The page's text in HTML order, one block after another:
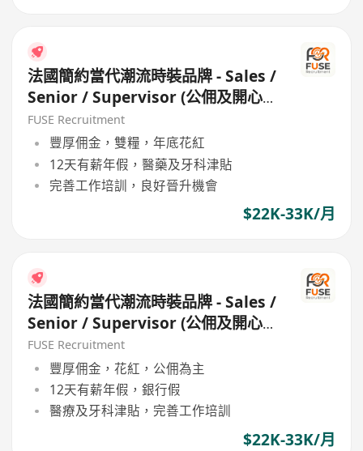
法國簡約當代潮流時裝品牌 - Sales /
Senior / Supervisor (公佣及開心
工作環境 / 良好公司文代)
FUSE Recruitment
豐厚佣金，雙糧，年底花紅
12天有薪年假，醫藥及牙科津貼
完善工作培訓，良好晉升機會
$22K-33K/月
法國簡約當代潮流時裝品牌 - Sales /
Senior / Supervisor (公佣及開心
工作環境 / 良好公司文代)
FUSE Recruitment
豐厚佣金，花紅，公佣為主
12天有薪年假，銀行假
醫療及牙科津貼，完善工作培訓
$22K-33K/月